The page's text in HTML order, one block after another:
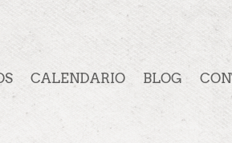
CALENDARIO BLOG